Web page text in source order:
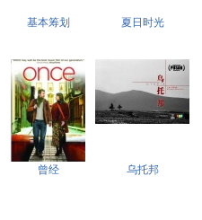
基本筹划 夏日时光
曾经 乌托邦